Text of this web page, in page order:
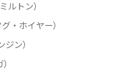
ルトン）
・ホイヤー）
ン）